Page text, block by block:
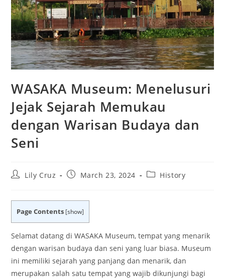
WASAKA Museum: Menelusuri
Jejak Sejarah Memukau
dengan Warisan Budaya dan
Seni
PostLily Cruz
PostMarch 23, 2024
PostHistory
Page Contents [show]
Selamat datang di WASAKA Museum, tempat yang menarik
dengan warisan budaya dan seni yang luar biasa. Museum
ini memiliki sejarah yang panjang dan menarik, dan
merupakan salah satu tempat yang wajib dikunjungi bagi